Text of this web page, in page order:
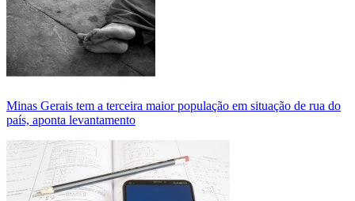
Minas Gerais tem a terceira maior população em situação de rua do
país, aponta levantamento